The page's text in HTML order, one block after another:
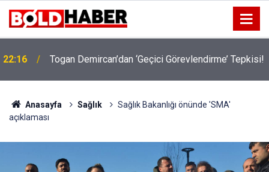
22:16 Togan Demircan’dan ‘Geçici Görevlendirme’ Tepkisi!
Anasayfa Sağlık
Sağlık Bakanlığı önünde 'SMA'
açıklaması